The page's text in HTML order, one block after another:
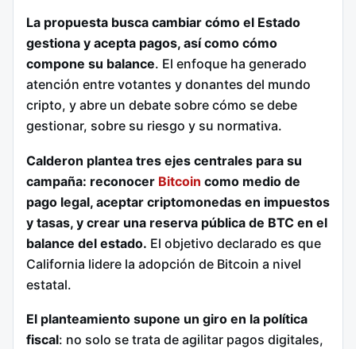
La propuesta busca cambiar cómo el Estado
gestiona y acepta pagos, así como cómo
compone su balance. El enfoque ha generado
atención entre votantes y donantes del mundo
cripto, y abre un debate sobre cómo se debe
gestionar, sobre su riesgo y su normativa.
Calderon plantea tres ejes centrales para su
campaña: reconocer Bitcoin como medio de
pago legal, aceptar criptomonedas en impuestos
y tasas, y crear una reserva pública de BTC en el
balance del estado. El objetivo declarado es que
California lidere la adopción de Bitcoin a nivel
estatal.
El planteamiento supone un giro en la política
fiscal: no solo se trata de agilitar pagos digitales,